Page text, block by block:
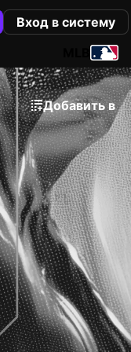
Вход в систему
Добавить в